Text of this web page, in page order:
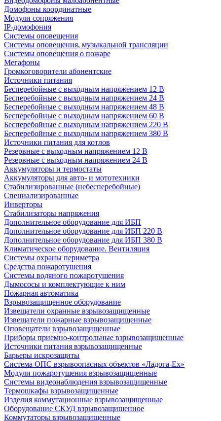
Домофоны координатные
Модули сопряжения
IP-домофония
Системы оповещения
Системы оповещения, музыкальной трансляции
Системы оповещения о пожаре
Мегафоны
Громкоговорители абонентские
Источники питания
Бесперебойные с выходным напряжением 12 В
Бесперебойные с выходным напряжением 24 В
Бесперебойные с выходным напряжением 48 В
Бесперебойные с выходным напряжением 60 В
Бесперебойные с выходным напряжением 220 В
Бесперебойные с выходным напряжением 380 В
Источники питания для котлов
Резервные с выходным напряжением 12 В
Резервные с выходным напряжением 24 В
Аккумуляторы и термостаты
Аккумуляторы для авто- и мототехники
Стабилизированные (небесперебойные)
Специализированные
Инверторы
Стабилизаторы напряжения
Дополнительное оборудование для ИБП
Дополнительное оборудование для ИБП 220 В
Дополнительное оборудование для ИБП 380 В
Климатическое оборудование. Вентиляция
Системы охраны периметра
Средства пожаротушения
Системы водяного пожаротушения
Дымососы и комплектующие к ним
Пожарная автоматика
Взрывозащищенное оборудование
Извещатели охранные взрывозащищенные
Извещатели пожарные взрывозащищенные
Оповещатели взрывозащищенные
Приборы приемно-контрольные взрывозащищенные
Источники питания взрывозащищенные
Барьеры искрозащиты
Система ОПС взрывоопасных объектов «Ладога-Ex»
Модули пожаротушения взрывозащищенные
Системы видеонаблюдения взрывозащищенные
Термошкафы взрывозащищенные
Изделия коммутационные взрывозащищенные
Оборудование СКУД взрывозащищенное
Коммутаторы взрывозащищенные